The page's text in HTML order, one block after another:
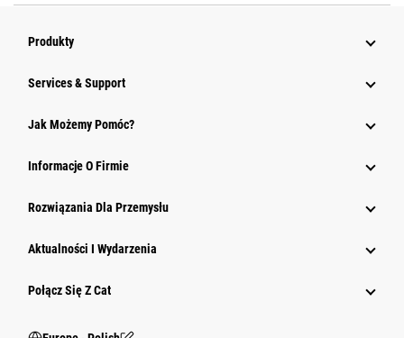
Produkty
Services & Support
Jak Możemy Pomóc?
Informacje O Firmie
Rozwiązania Dla Przemysłu
Aktualności I Wydarzenia
Połącz Się Z Cat